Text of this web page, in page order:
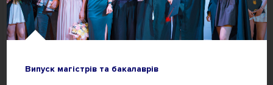
Випуск магістрів та бакалаврів